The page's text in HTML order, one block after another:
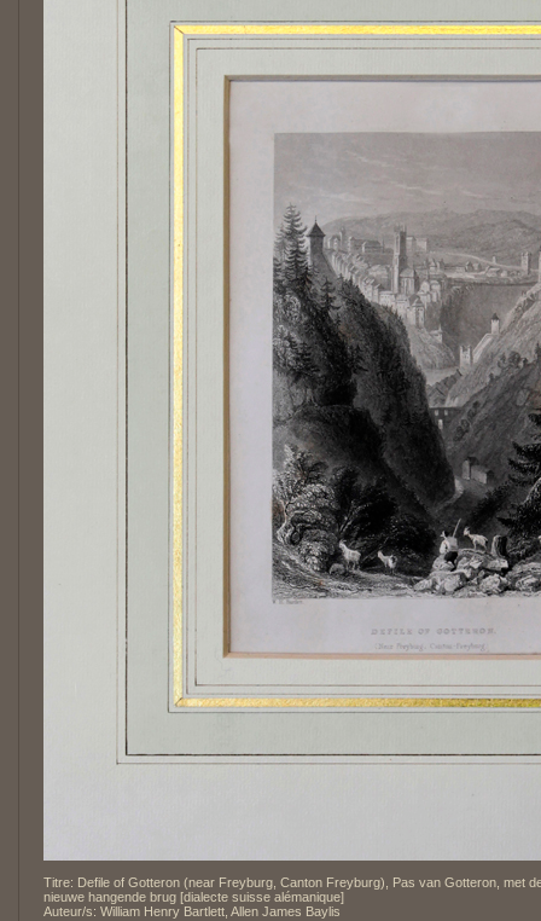
Titre: Defile of Gotteron (near Freyburg, Canton Freyburg), Pas van Gotteron, met
nieuwe hangende brug [dialecte suisse alémanique]
Auteur/s: William Henry Bartlett, Allen James Baylis